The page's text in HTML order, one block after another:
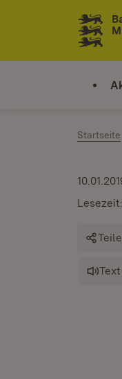
Zum Inhalt
Link
Startseite